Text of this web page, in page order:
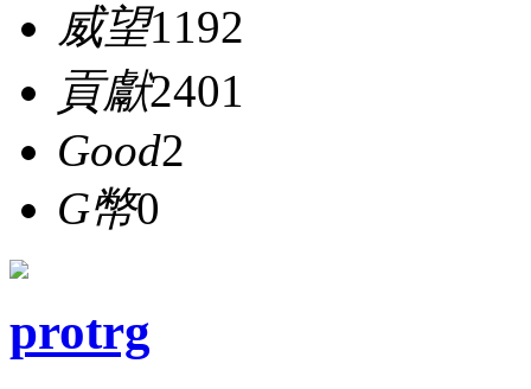
威望1192
貢獻2401
Good2
G幣0
protrg